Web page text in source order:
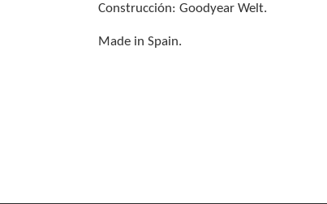
Construcción: Goodyear Welt.
Made in Spain.